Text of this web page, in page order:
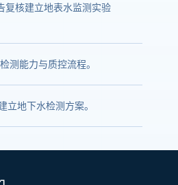
复核建立地表水监测实验
测能力与质控流程。
地下水检测方案。